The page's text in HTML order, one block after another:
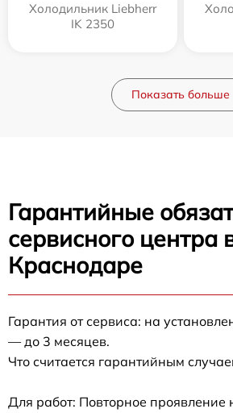
Холодильник Liebherr
IK 2350
Показать больше
Гарантийные
сервисного центра
Краснодаре
Гарантия от сервиса: на
— до 3 месяцев.
Что считается гарантийным
Для работ: Повторное проявление